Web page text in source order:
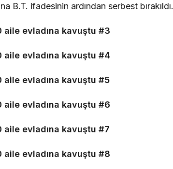
B.T. ifadesinin ardından serbest bırakıldı.